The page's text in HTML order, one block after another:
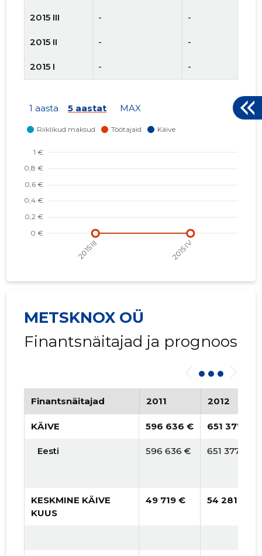
2015 III - -
2015 II - -
2015 I - -
1 aasta 5 aastat MAX
METSKNOX OÜ
Finantsnäitajad ja prognoos
Finantsnäitajad 2011 2012
KÄIVE 596 636 € 651 377 €
Eesti 596 636 € 651 377 €
KESKMINE KÄIVE
KUUS
49 719 € 54 281 €